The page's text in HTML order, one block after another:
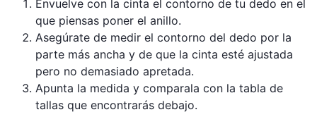
Envuelve con la cinta el contorno de tu dedo en el
que piensas poner el anillo.
Asegúrate de medir el contorno del dedo por la
parte más ancha y de que la cinta esté ajustada
pero no demasiado apretada.
Apunta la medida y comparala con la tabla de
tallas que encontrarás debajo.